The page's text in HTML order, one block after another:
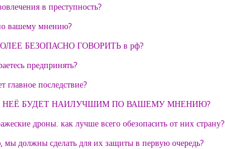
в преступность?
вашему мнению?
БЕЗОПАСНО ГОВОРИТЬ в рф?
предпринять?
последствие?
НЕЁ БУДЕТ НАИЛУЧШИМ ПО ВАШЕМУ МНЕНИЮ?
дроны. как лучше всего обезопасить от них страну?
должны сделать для их защиты в первую очередь?